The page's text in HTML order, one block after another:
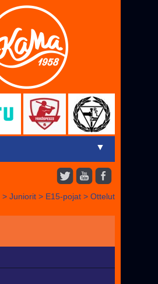
▼
▼
> Juniorit > E15-pojat > Ottelut